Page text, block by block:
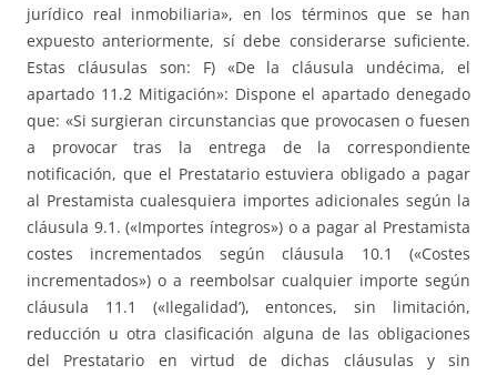
jurídico real inmobiliaria», en los términos que se han
expuesto anteriormente, sí debe considerarse suficiente.
Estas cláusulas son: F) «De la cláusula undécima, el
apartado 11.2 Mitigación»: Dispone el apartado denegado
que: «Si surgieran circunstancias que provocasen o fuesen
a provocar tras la entrega de la correspondiente
notificación, que el Prestatario estuviera obligado a pagar
al Prestamista cualesquiera importes adicionales según la
cláusula 9.1. («Importes íntegros») o a pagar al Prestamista
costes incrementados según cláusula 10.1 («Costes
incrementados») o a reembolsar cualquier importe según
cláusula 11.1 («Ilegalidad’), entonces, sin limitación,
reducción u otra clasificación alguna de las obligaciones
del Prestatario en virtud de dichas cláusulas y sin